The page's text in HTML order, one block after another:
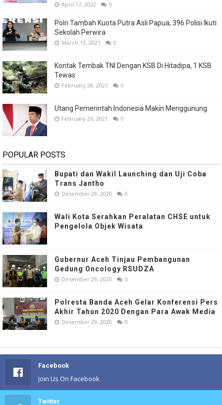
April 17, 2022 0
Polri Tambah Kuota Putra Asli Papua, 396 Polisi Ikuti
Sekolah Perwira
March 13, 2021 0
Kontak Tembak TNI Dengan KSB Di Hitadipa, 1 KSB
Tewas
February 28, 2021 0
Utang Pemerintah Indonesia Makin Menggunung
February 26, 2021 0
POPULAR POSTS
Bupati dan Wakil Launching dan Uji Coba
Trans Jantho
Desember 29, 2020 0
Wali Kota Serahkan Peralatan CHSE untuk
Pengelola Objek Wisata
Gubernur Aceh Tinjau Pembangunan
Gedung Oncology RSUDZA
Desember 29, 2020 0
Polresta Banda Aceh Gelar Konferensi Pers
Akhir Tahun 2020 Dengan Para Awak Media
Desember 29, 2020 0
Facebook
Join Us On Facebook
Twitter